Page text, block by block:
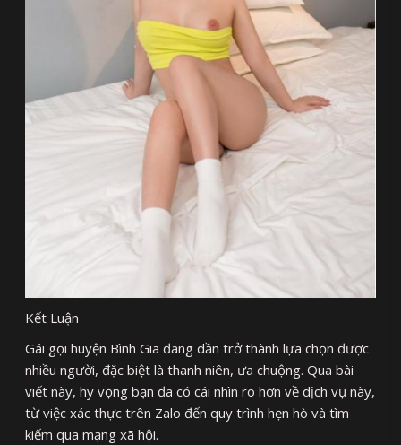
Kết Luận
Gái gọi huyện Bình Gia đang dần trở thành lựa chọn được
nhiều người, đặc biệt là thanh niên, ưa chuộng. Qua bài
viết này, hy vọng bạn đã có cái nhìn rõ hơn về dịch vụ này,
từ việc xác thực trên Zalo đến quy trình hẹn hò và tìm
kiếm qua mạng xã hội.